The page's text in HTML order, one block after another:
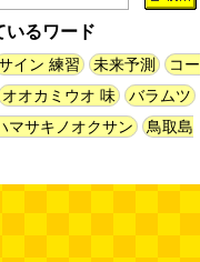
ーポータルZ) (08.03 17:00)
コスモスの自販機(読者投
16:00)
された木(ほり) (08.03
いるワード
イン 練習 未来予測
コー
オオカミウオ 味
バラムツ
マサキノオクサン
鳥取島